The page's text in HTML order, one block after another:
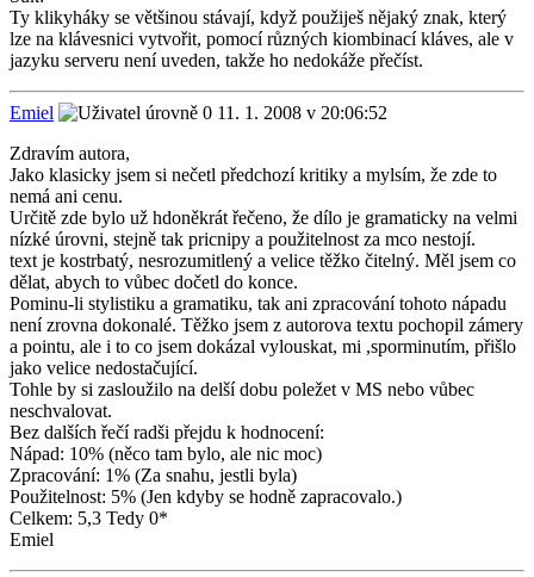
Ty klikyháky se většinou stávají, když použiješ nějaký znak, který
lze na klávesnici vytvořit, pomocí různých kiombinací kláves, ale v
jazyku serveru není uveden, takže ho nedokáže přečíst.
Emiel
11. 1. 2008 v 20:06:52
Zdravím autora,
Jako klasicky jsem si nečetl předchozí kritiky a mylsím, že zde to
nemá ani cenu.
Určitě zde bylo už hdoněkrát řečeno, že dílo je gramaticky na velmi
nízké úrovni, stejně tak pricnipy a použitelnost za mco nestojí.
text je kostrbatý, nesrozumitlený a velice těžko čitelný. Měl jsem co
dělat, abych to vůbec dočetl do konce.
Pominu-li stylistiku a gramatiku, tak ani zpracování tohoto nápadu
není zrovna dokonalé. Těžko jsem z autorova textu pochopil zámery
a pointu, ale i to co jsem dokázal vylouskat, mi ,sporminutím, přišlo
jako velice nedostačující.
Tohle by si zasloužilo na delší dobu poležet v MS nebo vůbec
neschvalovat.
Bez dalších řečí radši přejdu k hodnocení:
Nápad: 10% (něco tam bylo, ale nic moc)
Zpracování: 1% (Za snahu, jestli byla)
Použitelnost: 5% (Jen kdyby se hodně zapracovalo.)
Celkem: 5,3 Tedy 0*
Emiel